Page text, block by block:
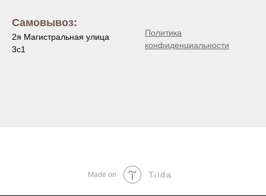
Самовывоз:
2я Магистральная улица
3с1
Политика
конфиденциальности
Made on Tilda